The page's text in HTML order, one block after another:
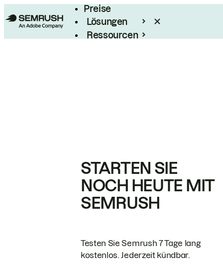
Preise
Lösungen
Ressourcen
STARTEN SIE
NOCH HEUTE MIT
SEMRUSH
Testen Sie Semrush 7 Tage lang
kostenlos. Jederzeit kündbar.